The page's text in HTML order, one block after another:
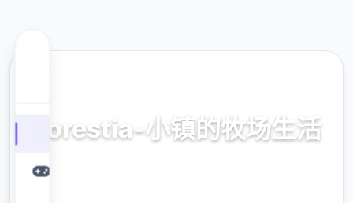
Forestia-小镇的牧场生活
官方中文，中文版，下载，攻略，mod，补丁